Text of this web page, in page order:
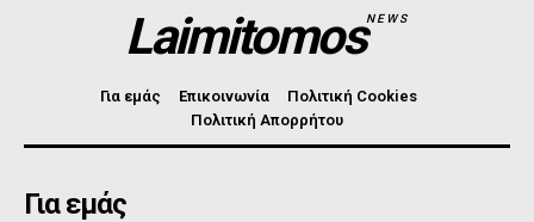
LaimitomosNEWS
Για εμάς Επικοινωνία
Πολιτική Cookies
Πολιτική Απορρήτου
Για εμάς